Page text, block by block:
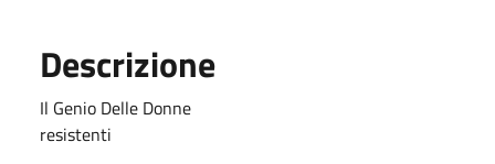
Descrizione
Il Genio Delle Donne
resistenti